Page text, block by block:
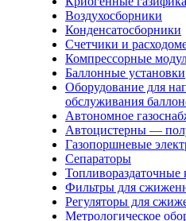
Воздухосборники
Конденсатосборники
Счетчики и
Компрессорные
Баллонные установки
Оборудование для
обслуживания
Автономное
Автоцистерны —
Газопоршневые
Сепараторы
Фильтры для
Регуляторы для
Метрологическое